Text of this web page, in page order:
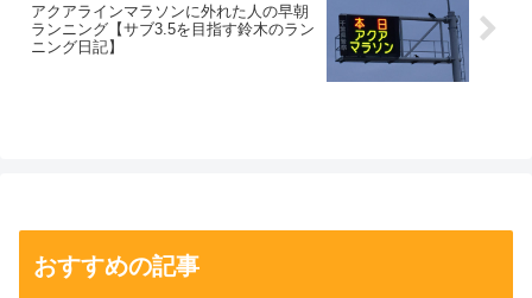
アクアラインマラソンに外れた人の早朝
ランニング【サブ3.5を目指す鈴木のラン
ニング日記】
おすすめの記事